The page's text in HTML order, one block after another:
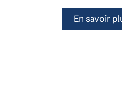
En savoir